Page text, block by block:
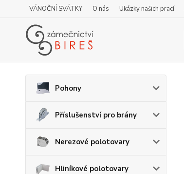
VÁNOČNÍ SVÁTKY O nás Ukázky našich prací
Pohony
Příslušenství pro brány
Nerezové polotovary
Hliníkové polotovary